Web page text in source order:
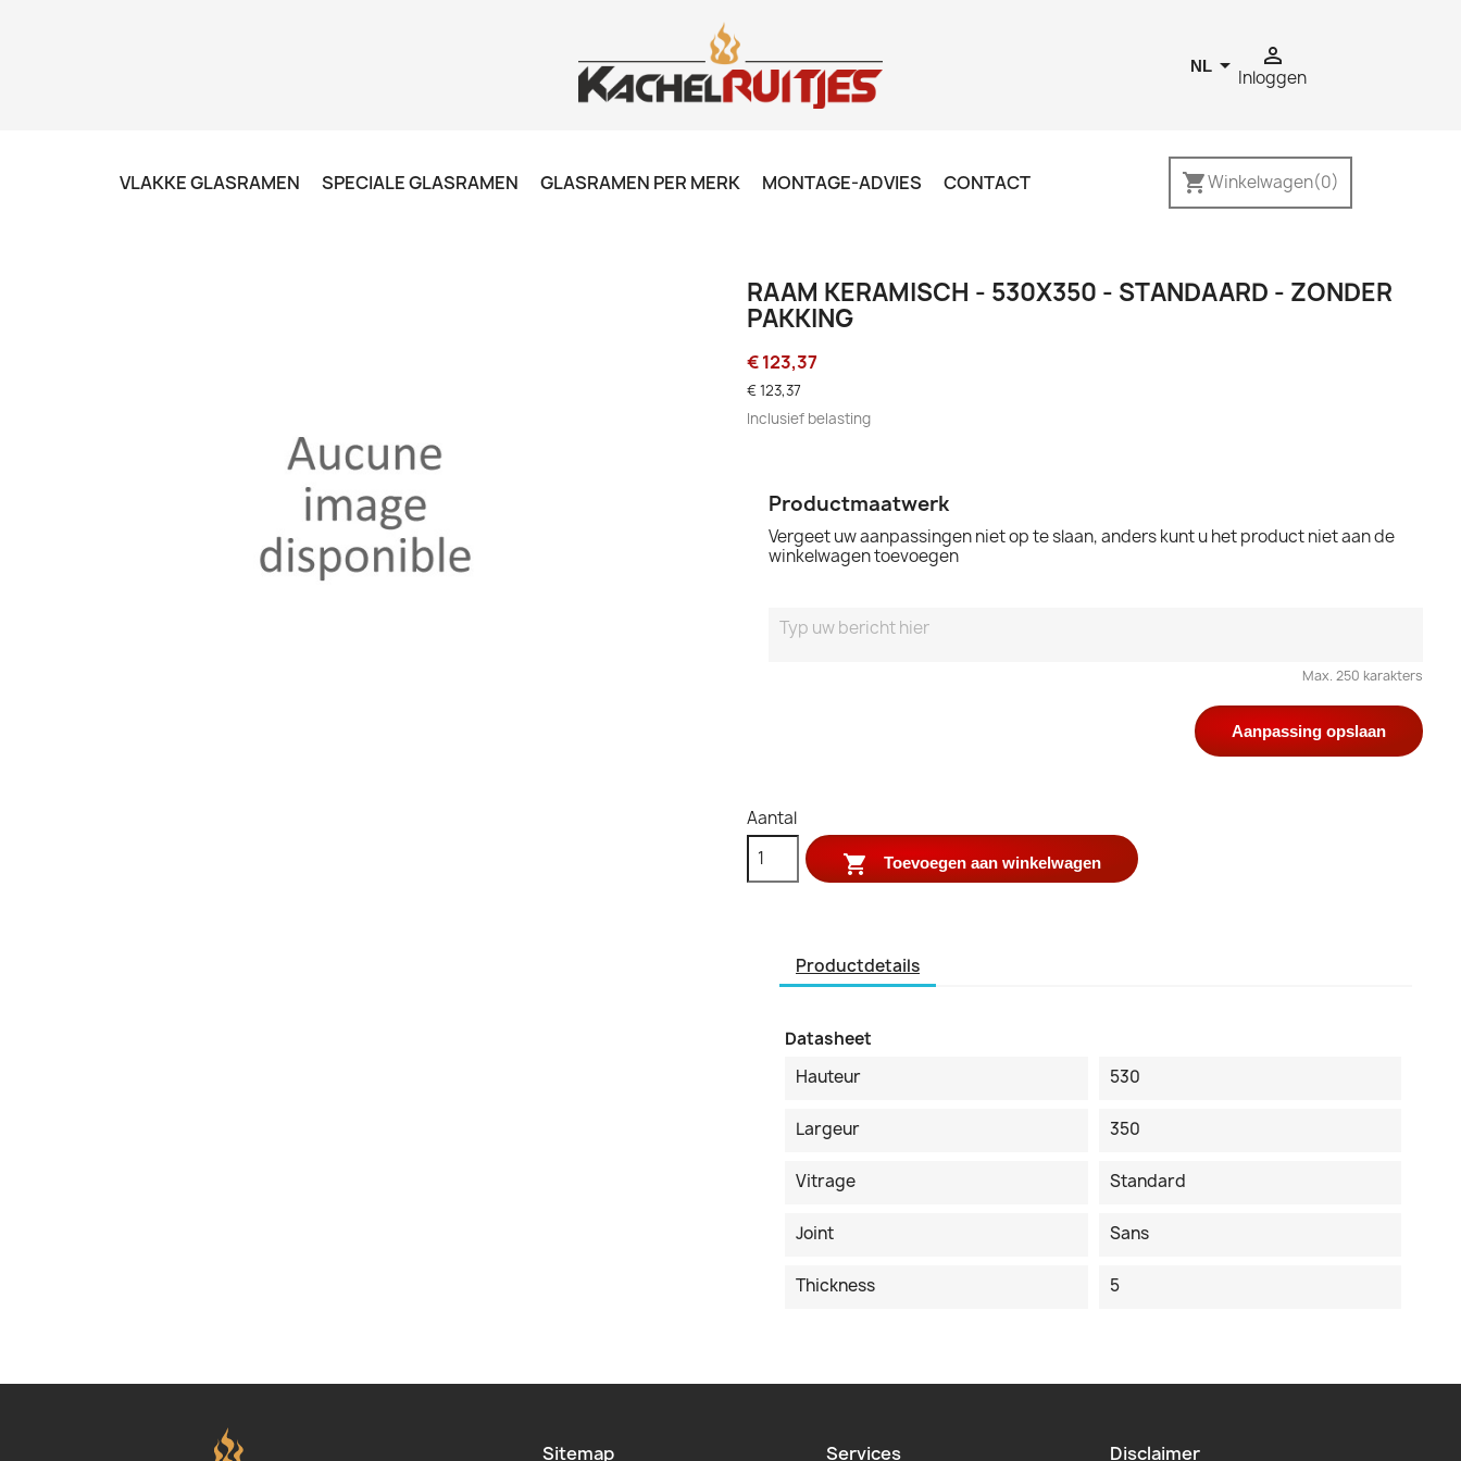
NL  
Inloggen
shopping_cartWinkelwagen(0)
VLAKKE GLASRAMEN SPECIALE GLASRAMEN GLASRAMEN PER MERK MONTAGE-ADVIES CONTACT
RAAM KERAMISCH - 530X350 - STANDAARD - ZONDER
PAKKING
€ 123,37
€ 123,37
Inclusief belasting
Productmaatwerk
Vergeet uw aanpassingen niet op te slaan, anders kunt u het product niet aan de
winkelwagen toevoegen
Max. 250 karakters
Aanpassing opslaan
Aantal
 Toevoegen aan winkelwagen
Productdetails
Datasheet
Hauteur
530
Largeur 350
Vitrage Standard
Joint Sans
Thickness 5
Sitemap Services Disclaimer